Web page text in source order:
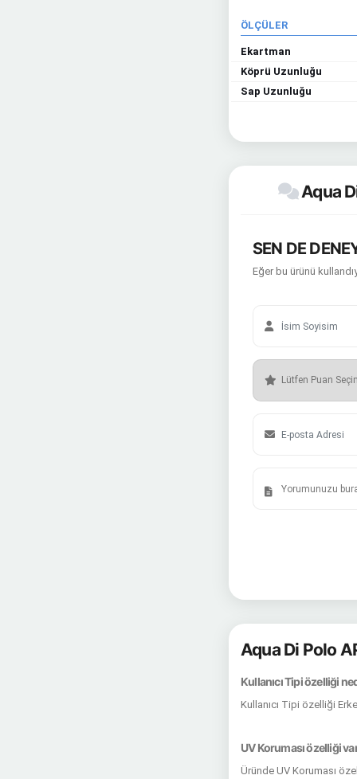
ÖLÇÜLER
Ekartman
Köprü Uzunluğu
Sap Uzunluğu
Aqua
SEN DE
Eğer bu ürünü
Aqua Di Polo
Kullanıcı Tipi özelliği
Kullanıcı Tipi özelliği
UV Koruması özelliği
Üründe UV Koruması